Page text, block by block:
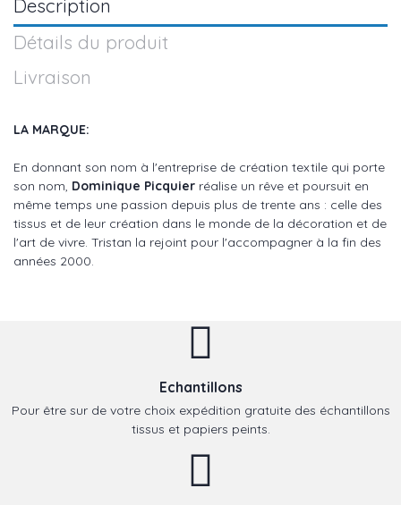
Description
Détails du produit
Livraison
LA MARQUE:
En donnant son nom à l'entreprise de création textile qui porte
son nom, Dominique Picquier réalise un rêve et poursuit en
même temps une passion depuis plus de trente ans : celle des
tissus et de leur création dans le monde de la décoration et de
l'art de vivre. Tristan la rejoint pour l'accompagner à la fin des
années 2000.
Echantillons
Pour être sur de votre choix expédition gratuite des échantillons
tissus et papiers peints.